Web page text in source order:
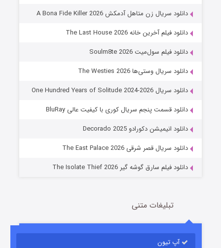
عملیات آپارتمان
قسمت2 (زیرنویس) منتشر شد
دانلود سریال زن متاهل آدمکش A Bona Fide Killer 2026
دانلود فیلم آخرین خانه The Last House 2026
دانلود فیلم سول‌میت Soulm8te 2026
دانلود سریال وستی‌ها The Westies 2026
دانلود سریال One Hundred Years of Solitude 2024-2026
دانلود قسمت پنجم سریال کوری با کیفیت عالی BluRay
دانلود انیمیشن دکورادو Decorado 2025
دانلود سریال قصر شرقی The East Palace 2026
دانلود فیلم سارق گوشه گیر The Isolate Thief 2026
تبلیغات متنی
آپ تیون